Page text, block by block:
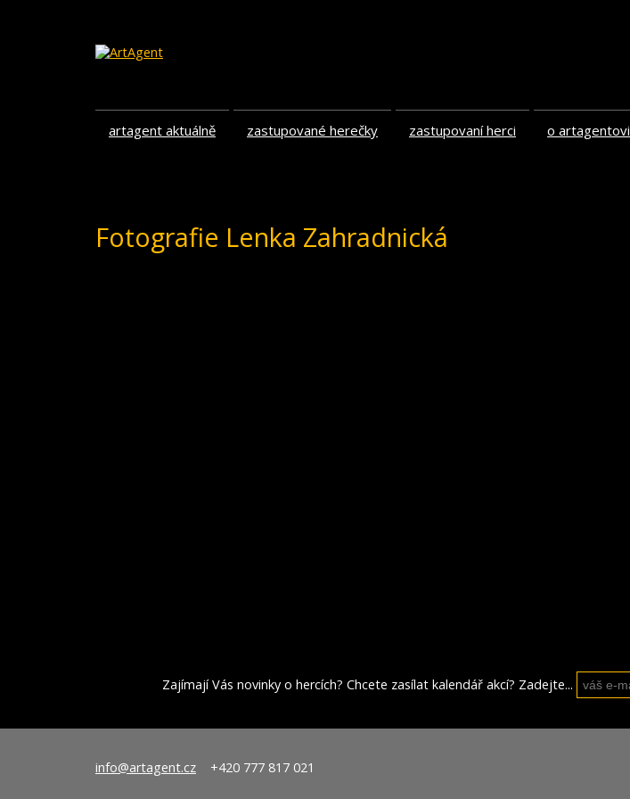
artagent aktuálně zastupované herečky zastupovaní herci o artagentovi
Fotografie Lenka Zahradnická
Zajímají Vás novinky o hercích? Chcete zasílat kalendář akcí? Zadejte...
info@artagent.cz +420 777 817 021